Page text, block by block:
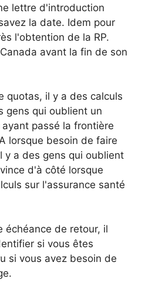
lettre d'introduction
la date. Idem pour
l'obtention de la RP.
avant la fin de son
quotas, il y a des calculs
gens qui oublient un
passé la frontière
lorsque besoin de faire
y a des gens qui oublient
d'à côté lorsque
sur l'assurance santé
échéance de retour, il
si vous êtes
si vous avez besoin de